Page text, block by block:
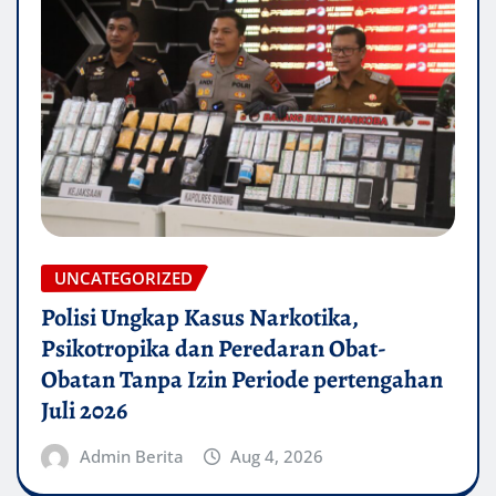
UNCATEGORIZED
Polisi Ungkap Kasus Narkotika,
Psikotropika dan Peredaran Obat-
Obatan Tanpa Izin Periode pertengahan
Juli 2026
Admin Berita Aug 4, 2026